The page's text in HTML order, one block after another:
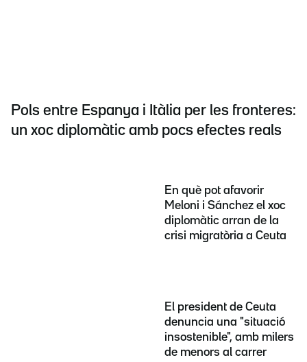
Pols entre Espanya i Itàlia per les fronteres:
un xoc diplomàtic amb pocs efectes reals
En què pot afavorir
Meloni i Sánchez el xoc
diplomàtic arran de la
crisi migratòria a Ceuta
El president de Ceuta
denuncia una "situació
insostenible", amb milers
de menors al carrer